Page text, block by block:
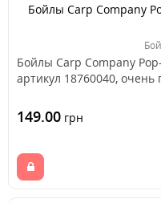
Бойлы Carp Company
Бойлы Carp Company
артикул 18760040, очень
149.00 грн